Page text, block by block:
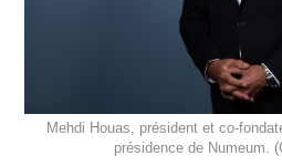
Mehdi Houas, président et co-
présidence de Numeum.